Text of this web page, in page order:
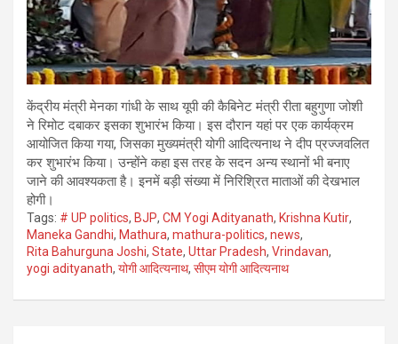
केंद्रीय मंत्री मेनका गांधी के साथ यूपी की कैबिनेट मंत्री रीता बहुगुणा जोशी
ने रिमोट दबाकर इसका शुभारंभ किया। इस दौरान यहां पर एक कार्यक्रम
आयोजित किया गया, जिसका मुख्यमंत्री योगी आदित्यनाथ ने दीप प्रज्जवलित
कर शुभारंभ किया। उन्होंने कहा इस तरह के सदन अन्य स्थानों भी बनाए
जाने की आवश्यकता है। इनमें बड़ी संख्या में निरिश्रित माताओं की देखभाल
होगी।
Tags: # UP politics, BJP, CM Yogi Adityanath, Krishna Kutir,
Maneka Gandhi, Mathura, mathura-politics, news,
Rita Bahurguna Joshi, State, Uttar Pradesh, Vrindavan,
yogi adityanath, योगी आदित्यनाथ, सीएम योगी आदित्यनाथ